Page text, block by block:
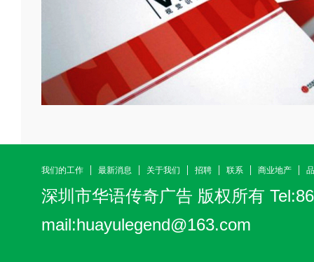
我们的工作 最新消息 关于我们 招聘 联系 商业地产
深圳市华语传奇广告 版权所有
mail:huayulegend@163.com